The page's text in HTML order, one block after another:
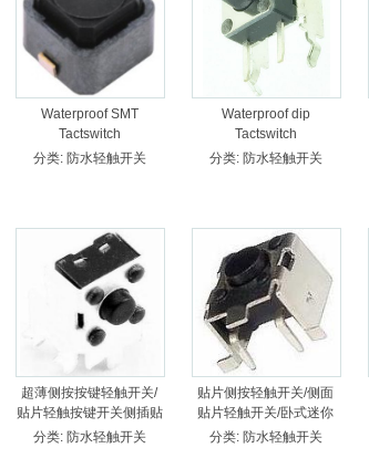
Waterproof SMT
Tactswitch
/TACTSWITCH SMT
分类: 防水轻触开关
Waterproof dip
Tactswitch
/TACTSWITCH
分类: 防水轻触开关
超薄侧按按键轻触开关/
贴片轻触按键开关侧插贴
片 TDA-095
分类: 防水轻触开关
贴片侧按轻触开关/侧面
贴片轻触开关/卧式迷你
超薄轻触开关 TDA-096
分类: 防水轻触开关